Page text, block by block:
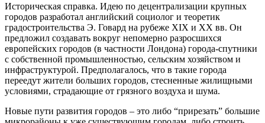
Историческая справка. Идею по децентрализации крупных
городов разработал английский социолог и теоретик
градостроительства Э. Говард на рубеже XIX и XX вв. Он
предложил создавать вокруг непомерно разросшихся
европейских городов (в частности Лондона) города-спутники
с собственной промышленностью, сельским хозяйством и
инфраструктурой. Предполагалось, что в такие города
переедут жители больших городов, стесненные жилищными
условиями, страдающие от грязного воздуха и шума.
Новые пути развития городов – это либо “прирезать” большие